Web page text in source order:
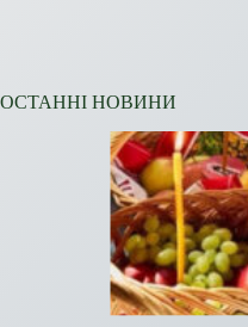
ОСТАННІ НОВИНИ